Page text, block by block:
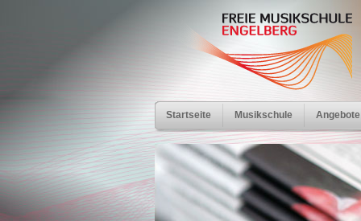
Startseite Musikschule Angebote